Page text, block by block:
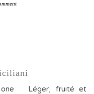
one Léger, fruité et